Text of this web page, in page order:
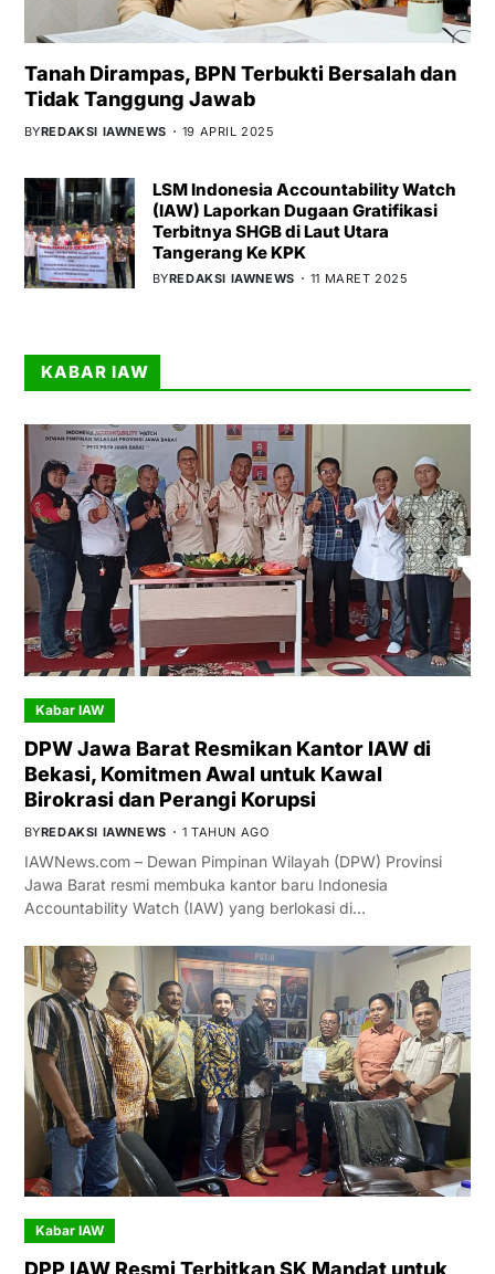
Tanah Dirampas, BPN Terbukti Bersalah dan
Tidak Tanggung Jawab
BYREDAKSI IAWNEWS 19 APRIL 2025
LSM Indonesia Accountability Watch
(IAW) Laporkan Dugaan Gratifikasi
Terbitnya SHGB di Laut Utara
Tangerang Ke KPK
BYREDAKSI IAWNEWS 11 MARET 2025
KABAR IAW
Kabar IAW
DPW Jawa Barat Resmikan Kantor IAW di
Bekasi, Komitmen Awal untuk Kawal
Birokrasi dan Perangi Korupsi
BYREDAKSI IAWNEWS 1 TAHUN AGO
IAWNews.com – Dewan Pimpinan Wilayah (DPW) Provinsi
Jawa Barat resmi membuka kantor baru Indonesia
Accountability Watch (IAW) yang berlokasi di…
Kabar IAW
DPP IAW Resmi Terbitkan SK Mandat untuk